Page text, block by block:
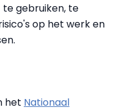
gebruiken, te
op het werk en
het Nationaal